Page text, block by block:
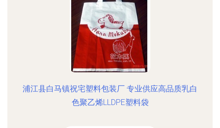
浦江县白马镇祝宅塑料包装厂 专业供应高品质乳白
色聚乙烯LLDPE塑料袋